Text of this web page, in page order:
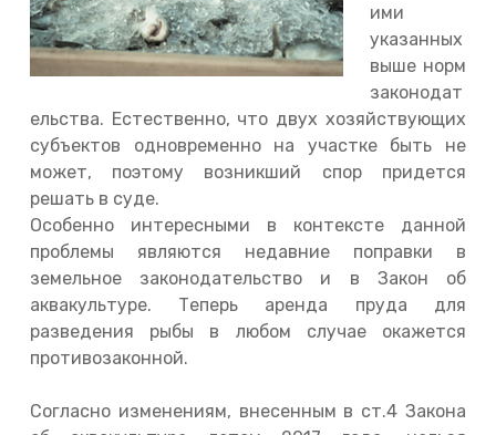
ими
указанных
выше норм
законодат
ельства. Естественно, что двух хозяйствующих
субъектов одновременно на участке быть не
может, поэтому возникший спор придется
решать в суде.
Особенно интересными в контексте данной
проблемы являются недавние поправки в
земельное законодательство и в Закон об
аквакультуре. Теперь аренда пруда для
разведения рыбы в любом случае окажется
противозаконной.
Согласно изменениям, внесенным в ст.4 Закона